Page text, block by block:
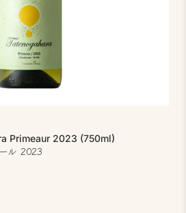
Primeaur 2023 (750ml)
ル 2023